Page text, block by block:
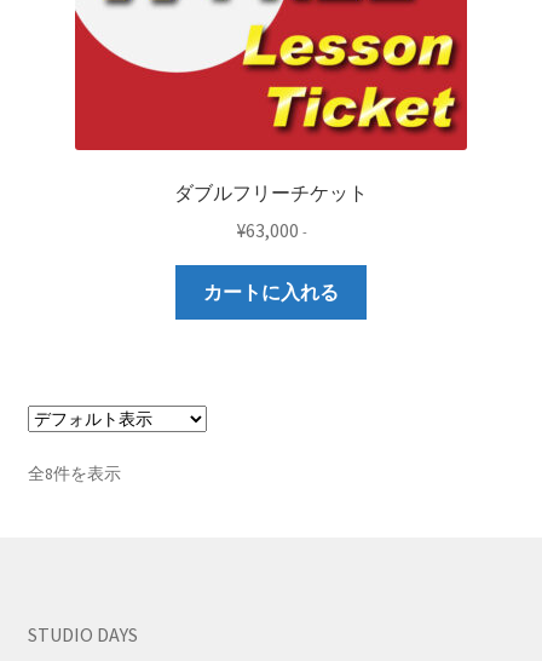
ダブルフリーチケット
¥63,000 -
カートに入れる
全8件を表示
STUDIO DAYS